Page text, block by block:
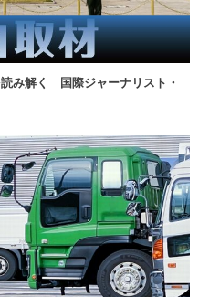
読み解く 国際ジャーナリスト・